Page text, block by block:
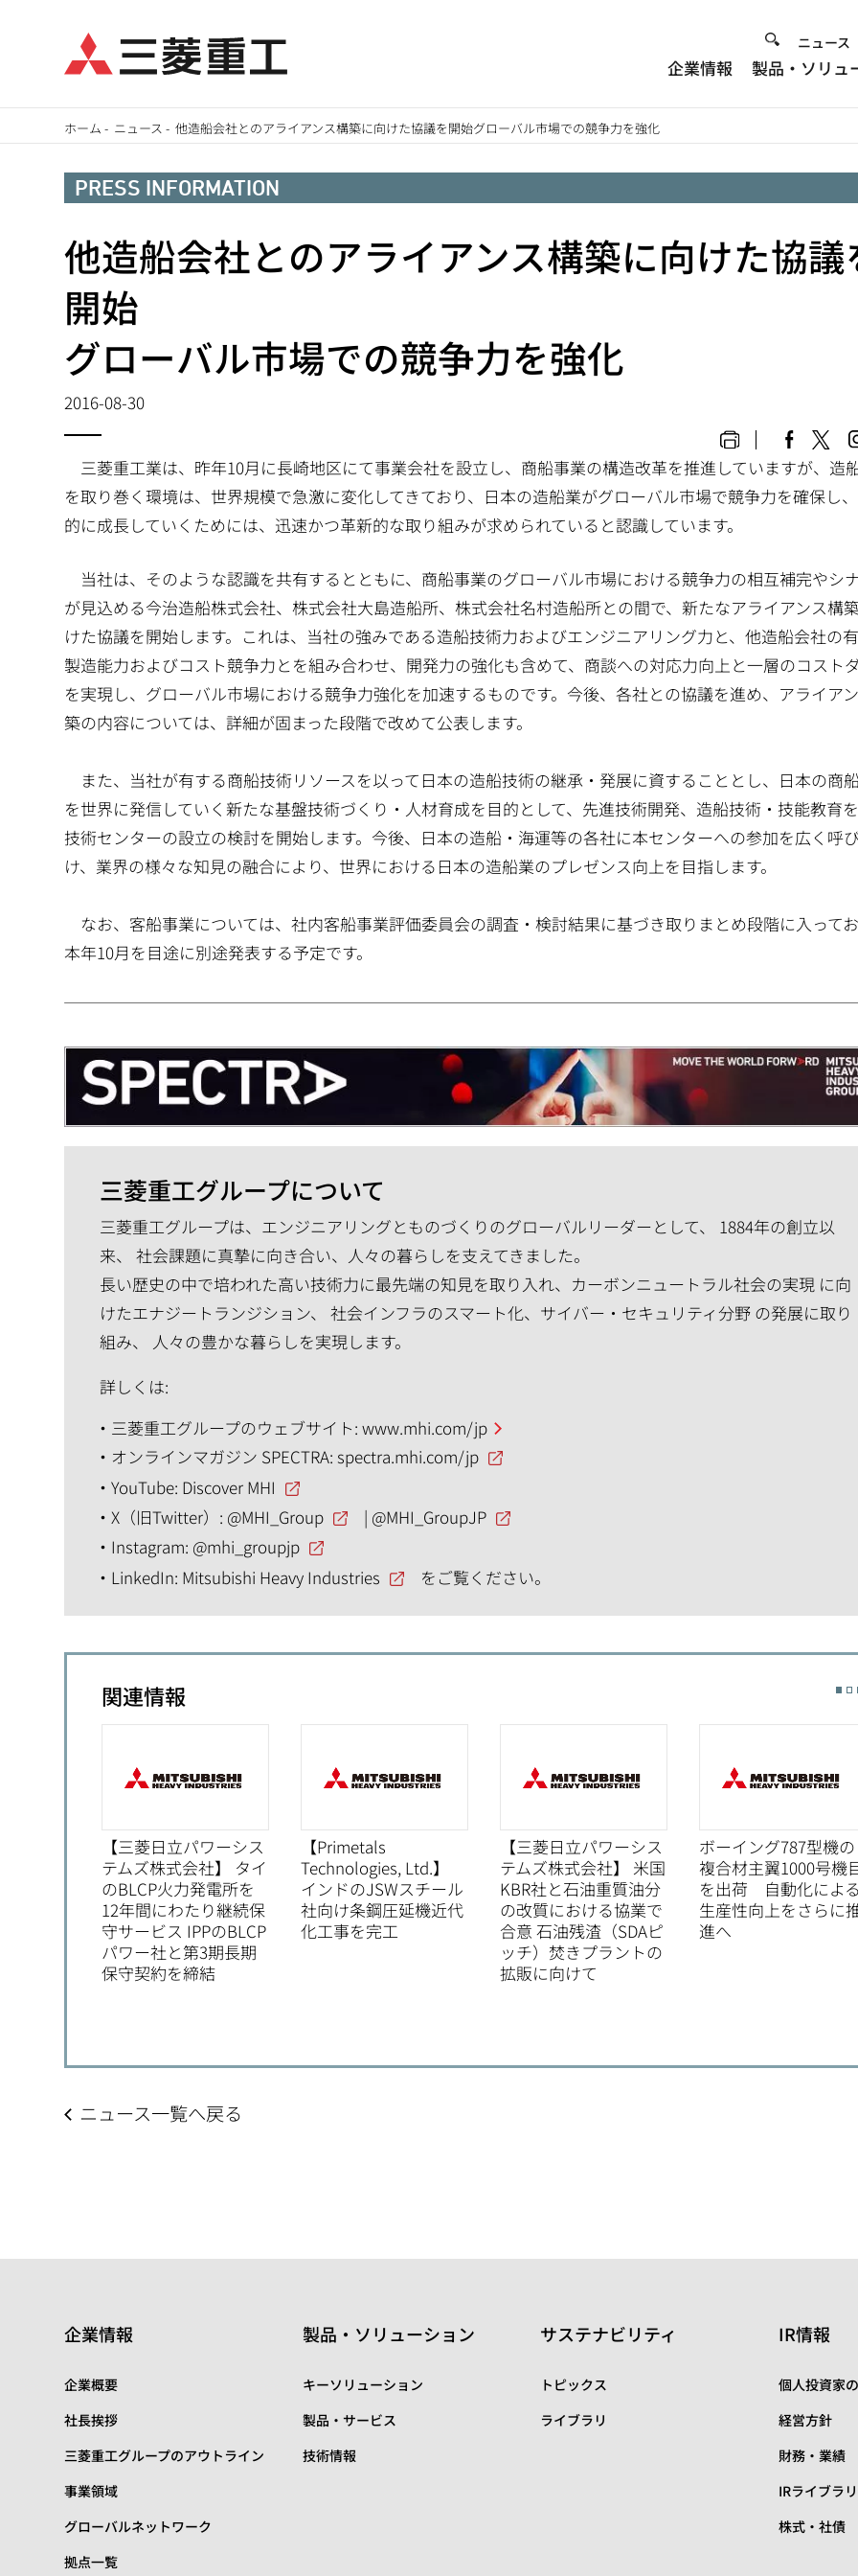
イ
ニュース
企業情報 製品・ソリュ
ホーム - ニュース -他造船会社とのアライアンス構築に向けた協議を開始グローバル市場での競争力を強化
PRESS INFORMATION
他造船会社とのアライアンス構築に向けた協議
開始
グローバル市場での競争力を強化
2016-08-30
三菱重工業は、昨年10月に長崎地区にて事業会社を設立し、商船事業の構造改革を推進していますが、造
を取り巻く環境は、世界規模で急激に変化してきており、日本の造船業がグローバル市場で競争力を確保し
的に成長していくためには、迅速かつ革新的な取り組みが求められていると認識しています。
当社は、そのような認識を共有するとともに、商船事業のグローバル市場における競争力の相互補完やシ
が見込める今治造船株式会社、株式会社大島造船所、株式会社名村造船所との間で、新たなアライアンス構
けた協議を開始します。これは、当社の強みである造船技術力およびエンジニアリング力と、他造船会社の
製造能力およびコスト競争力とを組み合わせ、開発力の強化も含めて、商談への対応力向上と一層のコスト
を実現し、グローバル市場における競争力強化を加速するものです。今後、各社との協議を進め、アライア
築の内容については、詳細が固まった段階で改めて公表します。
また、当社が有する商船技術リソースを以って日本の造船技術の継承・発展に資することとし、日本の商
を世界に発信していく新たな基盤技術づくり・人材育成を目的として、先進技術開発、造船技術・技能教育
技術センターの設立の検討を開始します。今後、日本の造船・海運等の各社に本センターへの参加を広く呼
け、業界の様々な知見の融合により、世界における日本の造船業のプレゼンス向上を目指します。
なお、客船事業については、社内客船事業評価委員会の調査・検討結果に基づき取りまとめ段階に入って
本年10月を目途に別途発表する予定です。
三菱重工グループについて
三菱重工グループは、エンジニアリングとものづくりのグローバルリーダーとして、 1884年の創立以
来、 社会課題に真摯に向き合い、人々の暮らしを支えてきました。
長い歴史の中で培われた高い技術力に最先端の知見を取り入れ、カーボンニュートラル社会の実現 に向
けたエナジートランジション、 社会インフラのスマート化、サイバー・セキュリティ分野 の発展に取り
組み、 人々の豊かな暮らしを実現します。
詳しくは:
三菱重工グループのウェブサイト: www.mhi.com/jp
オンラインマガジン SPECTRA: spectra.mhi.com/jp
YouTube: Discover MHI
X（旧Twitter）: @MHI_Group | @MHI_GroupJP
Instagram: @mhi_groupjp
LinkedIn: Mitsubishi Heavy Industries をご覧ください。
関連情報
【三菱日立パワーシス
テムズ株式会社】 タイ
のBLCP火力発電所を
12年間にわたり継続保
守サービス IPPのBLCP
パワー社と第3期長期
保守契約を締結
【Primetals
Technologies, Ltd.】
インドのJSWスチール
社向け条鋼圧延機近代
化工事を完工
【三菱日立パワーシス
テムズ株式会社】 米国
KBR社と石油重質油分
の改質における協業で
合意 石油残渣（SDAピ
ッチ）焚きプラントの
拡販に向けて
ボーイング787型機の
複合材主翼1000号機
を出荷 自動化によ
生産性向上をさらに
進へ
ニュース一覧へ戻る
企業情報
企業概要
社長挨拶
三菱重工グループのアウトライン
事業領域
グローバルネットワーク
拠点一覧
製品・ソリューション
キーソリューション
製品・サービス
技術情報
サステナビリティ
トピックス
ライブラリ
IR情報
個人投資家
経営方針
財務・業績
IRライブラリ
株式・社債